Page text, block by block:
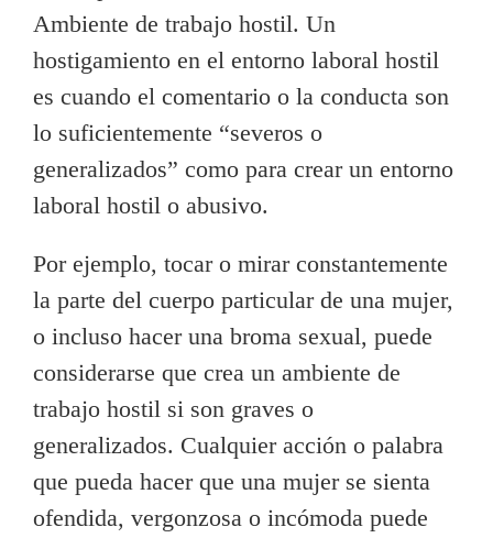
Ambiente de trabajo hostil. Un
hostigamiento en el entorno laboral hostil
es cuando el comentario o la conducta son
lo suficientemente “severos o
generalizados” como para crear un entorno
laboral hostil o abusivo.
Por ejemplo, tocar o mirar constantemente
la parte del cuerpo particular de una mujer,
o incluso hacer una broma sexual, puede
considerarse que crea un ambiente de
trabajo hostil si son graves o
generalizados. Cualquier acción o palabra
que pueda hacer que una mujer se sienta
ofendida, vergonzosa o incómoda puede